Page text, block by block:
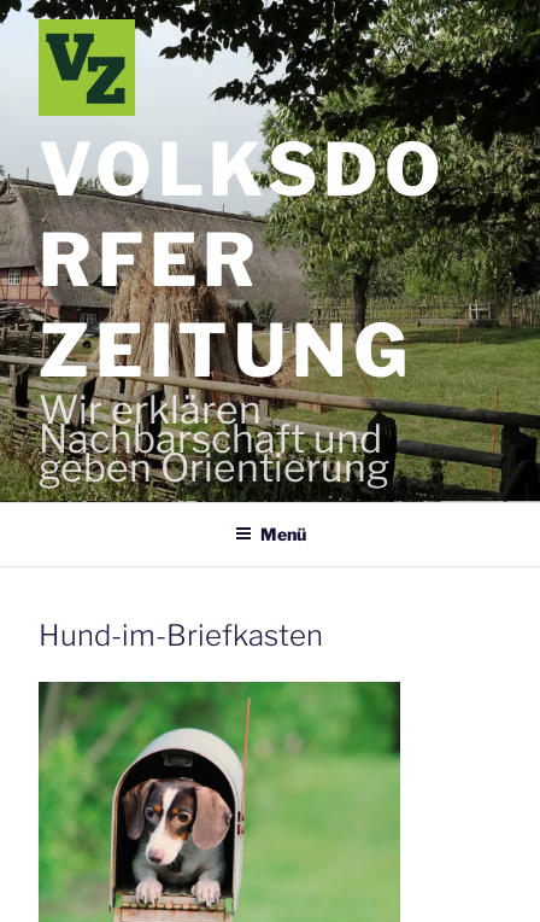
Zum
Inhalt
springen
VOLKSDO
RFER
ZEITUNG
Wir erklären
Nachbarschaft und
geben Orientierung
Menü
Hund-im-Briefkasten